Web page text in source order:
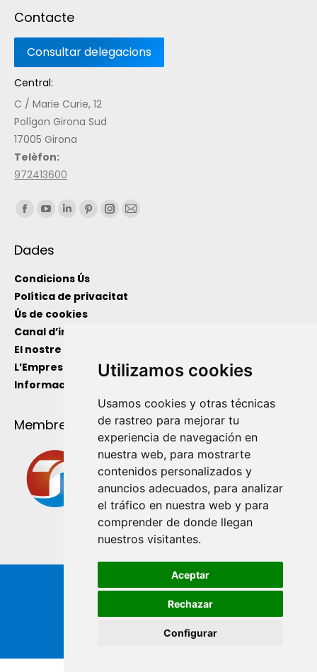
Utilizamos cookies
Usamos cookies y otras técnicas
de rastreo para mejorar tu
experiencia de navegación en
nuestra web, para mostrarte
contenidos personalizados y
anuncios adecuados, para analizar
el tráfico en nuestra web y para
comprender de donde llegan
nuestros visitantes.
Aceptar
Rechazar
Configurar
Contacte
Central:
C / Marie Curie, 12
Polígon Girona Sud
17005 Girona
Telèfon:
972413600
Find us on:
Dades
Condicions Ús
Política de privacitat
Ús de cookies
Canal d’informació intern
El nostre equip
L’Empresa
Informació de utilitat
Membre de